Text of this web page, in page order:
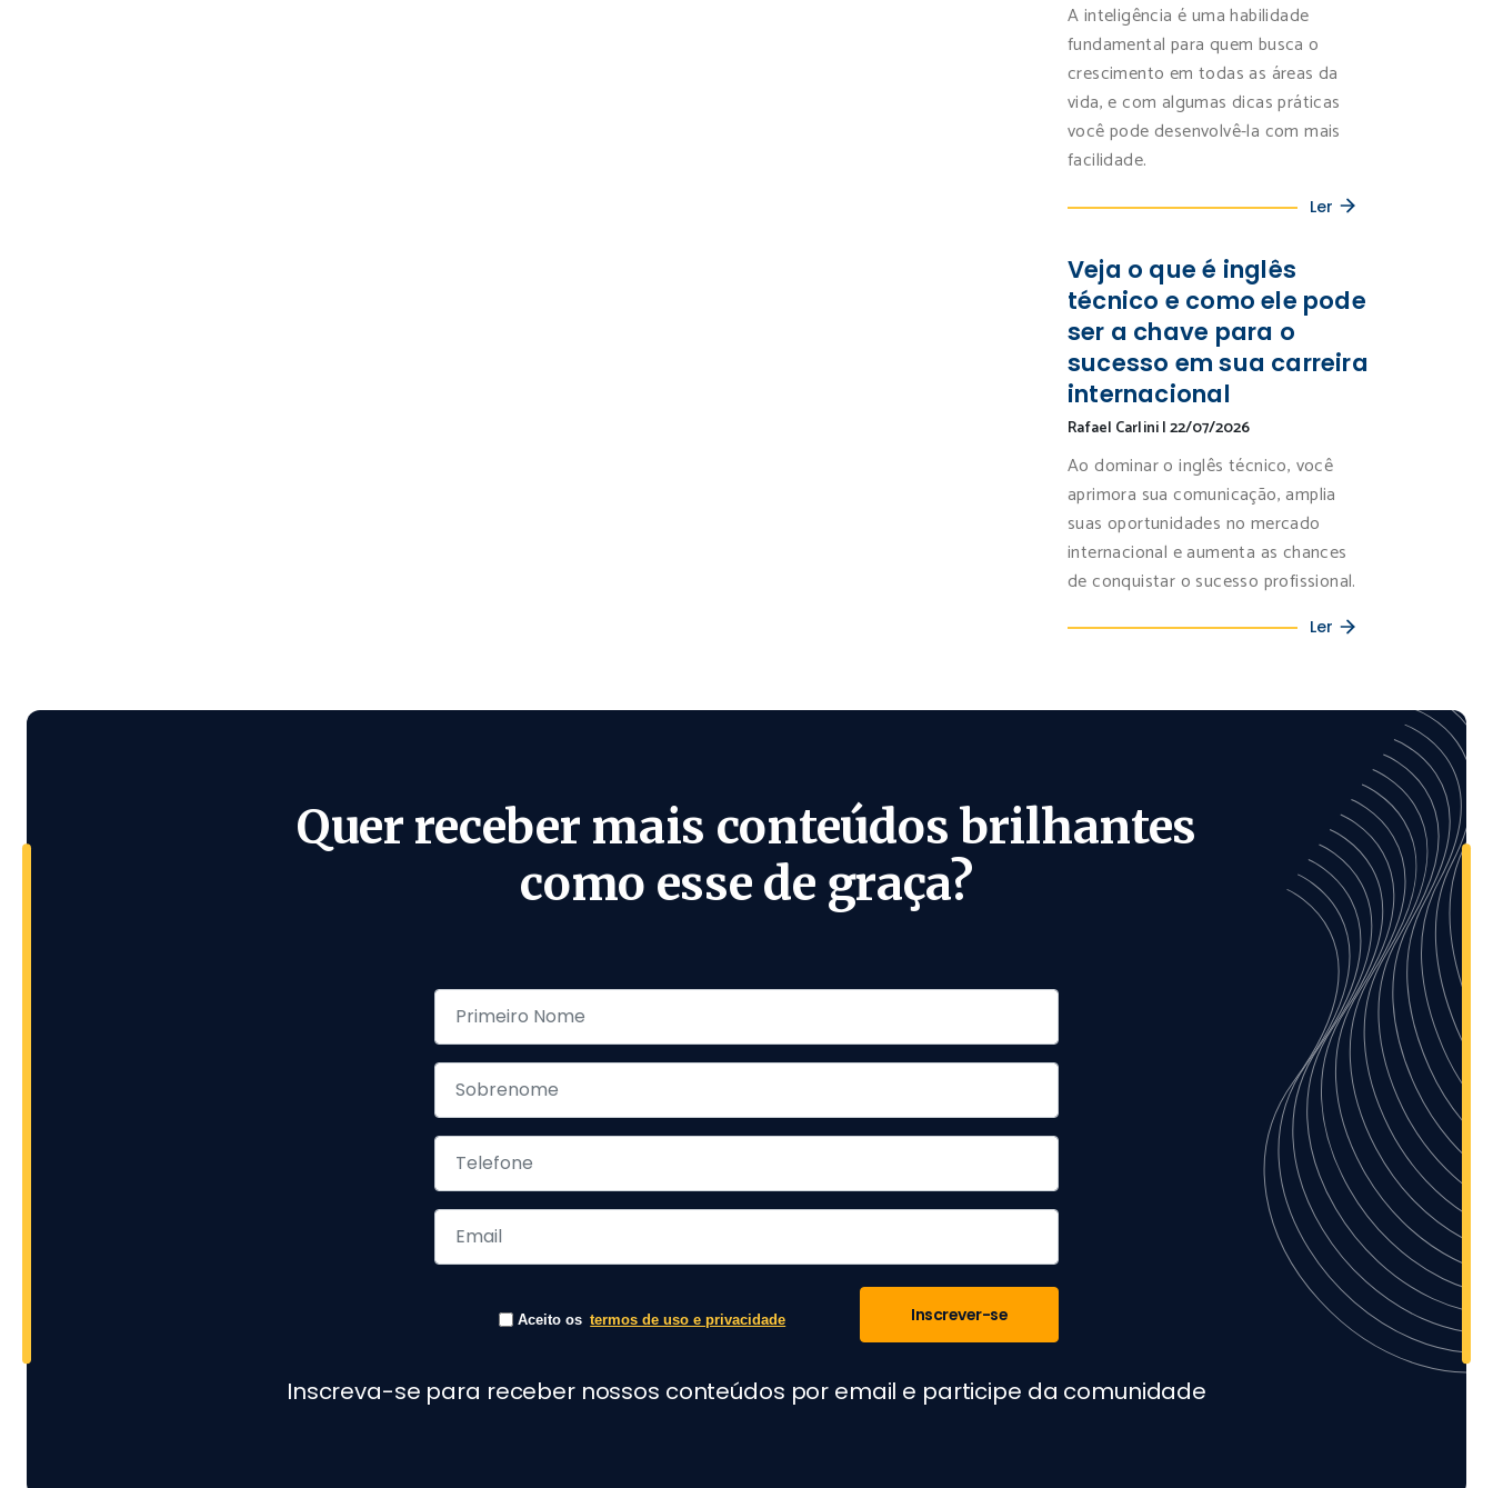
A inteligência é uma habilidade
fundamental para quem busca o
crescimento em todas as áreas da
vida, e com algumas dicas práticas
você pode desenvolvê-la com mais
facilidade.
Ler
Veja o que é inglês
técnico e como ele pode
ser a chave para o
sucesso em sua carreira
internacional
Rafael Carlini|22/07/2026
Ao dominar o inglês técnico, você
aprimora sua comunicação, amplia
suas oportunidades no mercado
internacional e aumenta as chances
de conquistar o sucesso profissional.
Ler
Quer receber mais conteúdos brilhantes
como esse de graça?
Aceito os termos de uso e privacidade Inscrever-se
Inscreva-se para receber nossos conteúdos por email e participe da comunidade